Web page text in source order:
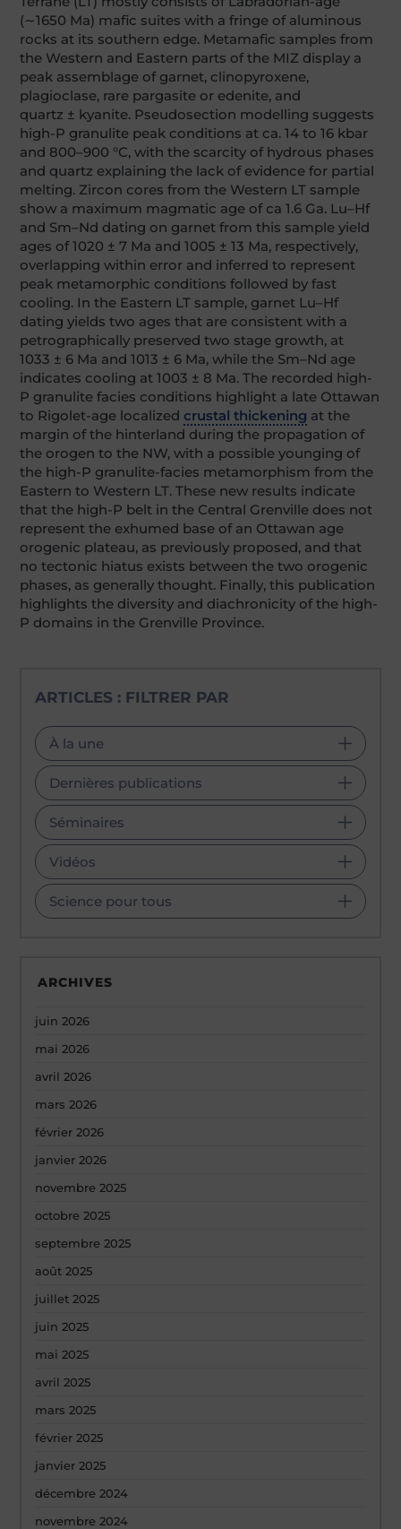
(∼1650 Ma) mafic suites with a fringe of aluminous
rocks at its southern edge. Metamafic samples from
the Western and Eastern parts of the MIZ display a
peak assemblage of garnet, clinopyroxene,
plagioclase, rare pargasite or edenite, and
quartz ± kyanite. Pseudosection modelling suggests
high-P granulite peak conditions at ca. 14 to 16 kbar
and 800–900 °C, with the scarcity of hydrous phases
and quartz explaining the lack of evidence for partial
melting. Zircon cores from the Western LT sample
show a maximum magmatic age of ca 1.6 Ga. Lu–Hf
and Sm–Nd dating on garnet from this sample yield
ages of 1020 ± 7 Ma and 1005 ± 13 Ma, respectively,
overlapping within error and inferred to represent
peak metamorphic conditions followed by fast
cooling. In the Eastern LT sample, garnet Lu–Hf
dating yields two ages that are consistent with a
petrographically preserved two stage growth, at
1033 ± 6 Ma and 1013 ± 6 Ma, while the Sm–Nd age
indicates cooling at 1003 ± 8 Ma. The recorded high-
P granulite facies conditions highlight a late Ottawan
to Rigolet-age localizedcrustal thickening at the
margin of the hinterland during the propagation of
the orogen to the NW, with a possible younging of
the high-P granulite-facies metamorphism from the
Eastern to Western LT. These new results indicate
that the high-P belt in the Central Grenville does not
represent the exhumed base of an Ottawan age
orogenic plateau, as previously proposed, and that
no tectonic hiatus exists between the two orogenic
phases, as generally thought. Finally, this publication
highlights the diversity and diachronicity of the high-
P domains in the Grenville Province.
ARTICLES : FILTRER PAR
À la une
Dernières publications
Séminaires
Vidéos
Science pour tous
ARCHIVES
juin 2026
mai 2026
avril 2026
mars 2026
février 2026
janvier 2026
novembre 2025
octobre 2025
septembre 2025
août 2025
juillet 2025
juin 2025
mai 2025
avril 2025
mars 2025
février 2025
janvier 2025
décembre 2024
novembre 2024